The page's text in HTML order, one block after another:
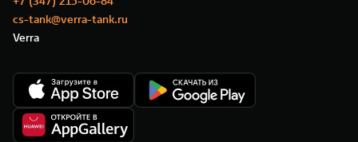
cs-tank@verra-tank.ru
Verra